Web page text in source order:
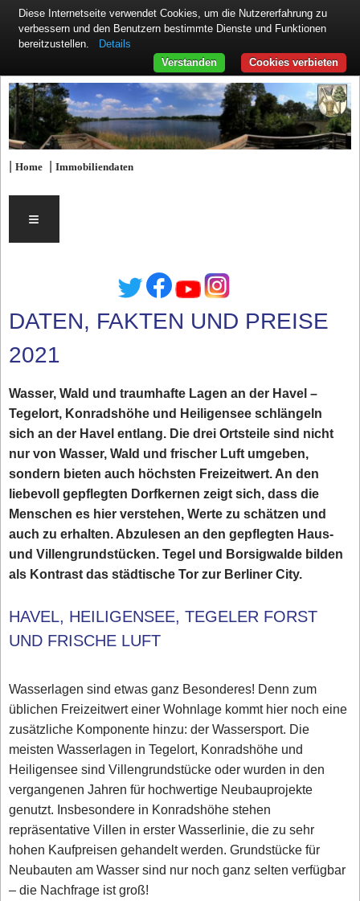
|Home |Immobiliendaten
≡
DATEN, FAKTEN UND PREISE
2021
Wasser, Wald und traumhafte Lagen an der Havel –
Tegelort, Konradshöhe und Heiligensee schlängeln
sich an der Havel entlang. Die drei Ortsteile sind nicht
nur von Wasser, Wald und frischer Luft umgeben,
sondern bieten auch höchsten Freizeitwert. An den
liebevoll gepflegten Dorfkernen zeigt sich, dass die
Menschen es hier verstehen, Werte zu schätzen und
auch zu erhalten. Abzulesen an den gepflegten Haus-
und Villengrundstücken. Tegel und Borsigwalde bilden
als Kontrast das städtische Tor zur Berliner City.
HAVEL, HEILIGENSEE, TEGELER FORST
UND FRISCHE LUFT
Wasserlagen sind etwas ganz Besonderes! Denn zum
üblichen Freizeitwert einer Wohnlage kommt hier noch eine
zusätzliche Komponente hinzu: der Wassersport. Die
meisten Wasserlagen in Tegelort, Konradshöhe und
Heiligensee sind Villengrundstücke oder wurden in den
vergangenen Jahren für hochwertige Neubauprojekte
genutzt. Insbesondere in Konradshöhe stehen
repräsentative Villen in erster Wasserlinie, die zu sehr
hohen Kaufpreisen gehandelt werden. Grundstücke für
Neubauten am Wasser sind nur noch ganz selten verfügbar
– die Nachfrage ist groß!
Diese Internetseite verwendet Cookies, um die Nutzererfahrung zu
verbessern und den Benutzern bestimmte Dienste und Funktionen
bereitzustellen.
Details
Cookies verbieten
Verstanden